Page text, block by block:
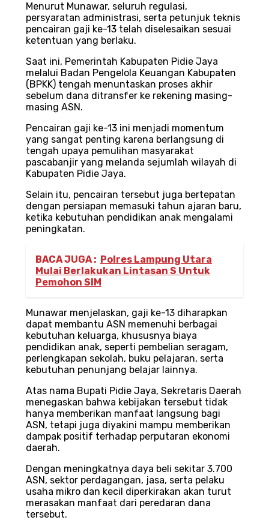
Menurut Munawar, seluruh regulasi,
persyaratan administrasi, serta petunjuk teknis
pencairan gaji ke-13 telah diselesaikan sesuai
ketentuan yang berlaku.
Saat ini, Pemerintah Kabupaten Pidie Jaya
melalui Badan Pengelola Keuangan Kabupaten
(BPKK) tengah menuntaskan proses akhir
sebelum dana ditransfer ke rekening masing-
masing ASN.
Pencairan gaji ke-13 ini menjadi momentum
yang sangat penting karena berlangsung di
tengah upaya pemulihan masyarakat
pascabanjir yang melanda sejumlah wilayah di
Kabupaten Pidie Jaya.
Selain itu, pencairan tersebut juga bertepatan
dengan persiapan memasuki tahun ajaran baru,
ketika kebutuhan pendidikan anak mengalami
peningkatan.
BACA JUGA : Polres Lampung Utara
Mulai Berlakukan Lintasan S Untuk
Pemohon SIM
Munawar menjelaskan, gaji ke-13 diharapkan
dapat membantu ASN memenuhi berbagai
kebutuhan keluarga, khususnya biaya
pendidikan anak, seperti pembelian seragam,
perlengkapan sekolah, buku pelajaran, serta
kebutuhan penunjang belajar lainnya.
Atas nama Bupati Pidie Jaya, Sekretaris Daerah
menegaskan bahwa kebijakan tersebut tidak
hanya memberikan manfaat langsung bagi
ASN, tetapi juga diyakini mampu memberikan
dampak positif terhadap perputaran ekonomi
daerah.
Dengan meningkatnya daya beli sekitar 3.700
ASN, sektor perdagangan, jasa, serta pelaku
usaha mikro dan kecil diperkirakan akan turut
merasakan manfaat dari peredaran dana
tersebut.